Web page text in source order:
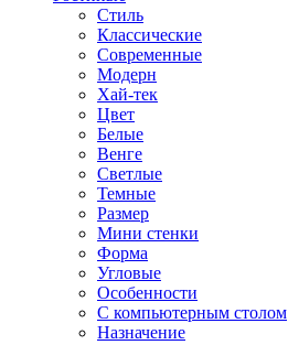
Стиль
Классические
Современные
Модерн
Хай-тек
Цвет
Белые
Венге
Светлые
Темные
Размер
Мини стенки
Форма
Угловые
Особенности
С компьютерным столом
Назначение